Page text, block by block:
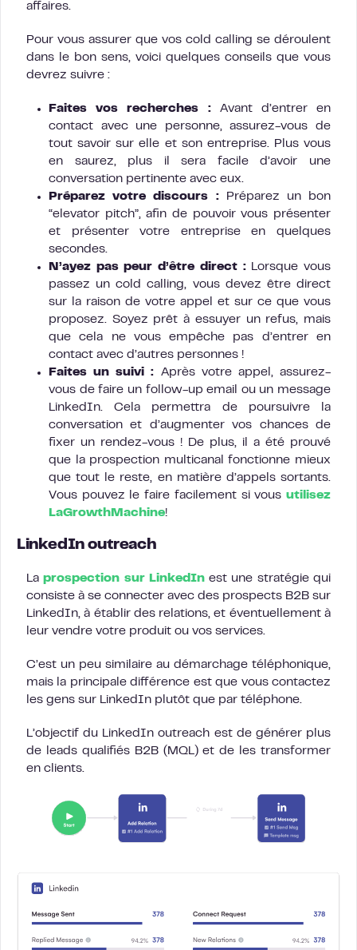
affaires.
Pour vous assurer que vos cold calling se déroulent
dans le bon sens, voici quelques conseils que vous
devrez suivre :
Faites vos recherches :Avant d’entrer en
contact avec une personne, assurez-vous de
tout savoir sur elle et son entreprise. Plus vous
en saurez, plus il sera facile d’avoir une
conversation pertinente avec eux.
Préparez votre discours :Préparez un bon
“elevator pitch”, afin de pouvoir vous présenter
et présenter votre entreprise en quelques
secondes.
N’ayez pas peur d’être direct :Lorsque vous
passez un cold calling, vous devez être direct
sur la raison de votre appel et sur ce que vous
proposez. Soyez prêt à essuyer un refus, mais
que cela ne vous empêche pas d’entrer en
contact avec d’autres personnes !
Faites un suivi : Après votre appel, assurez-
vous de faire un follow-up email ou un message
LinkedIn. Cela permettra de poursuivre la
conversation et d’augmenter vos chances de
fixer un rendez-vous ! De plus, il a été prouvé
que la prospection multicanal fonctionne mieux
que tout le reste, en matière d’appels sortants.
Vous pouvez le faire facilement si vous utilisez
LaGrowthMachine!
LinkedIn outreach
Laprospection sur LinkedInest une stratégie qui
consiste à se connecter avec des prospects B2B sur
LinkedIn, à établir des relations, et éventuellement à
leur vendre votre produit ou vos services.
C’est un peu similaire au démarchage téléphonique,
mais la principale différence est que vous contactez
les gens sur LinkedIn plutôt que par téléphone.
L’objectif du LinkedIn outreach est de générer plus
de leads qualifiés B2B (MQL) et de les transformer
en clients.